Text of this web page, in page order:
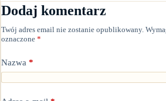
Dodaj komentarz
Twój adres email nie zostanie opublikowany.
oznaczone *
Nazwa *